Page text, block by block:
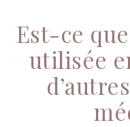
Est-ce
utilisée